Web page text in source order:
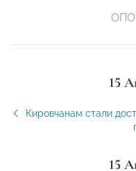
15
Кировчанам стали
15